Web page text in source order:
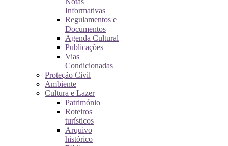
Informativas
Regulamentos e
Documentos
Agenda Cultural
Publicações
Vias
Condicionadas
Proteção Civil
Ambiente
Cultura e Lazer
Património
Roteiros
turísticos
Arquivo
histórico